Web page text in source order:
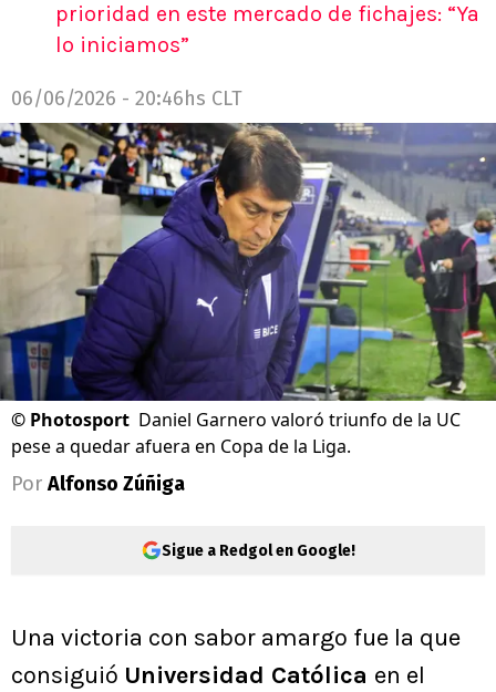
prioridad en este mercado de fichajes: “Ya
lo iniciamos”
06/06/2026 - 20:46hs CLT
© Photosport Daniel Garnero valoró triunfo de la UC
pese a quedar afuera en Copa de la Liga.
Por Alfonso Zúñiga
Sigue a Redgol en Google!
Una victoria con sabor amargo fue la que
consiguió Universidad Católica en el